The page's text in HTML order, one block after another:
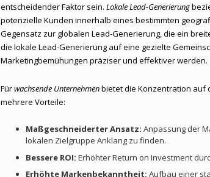
entscheidender Faktor sein.Lokale Lead-Generierung
potenzielle Kunden innerhalb eines bestimmten
Gegensatz zur globalen Lead-Generierung, die ein
die lokale Lead-Generierung auf eine gezielte
Marketingbemühungen präziser und effektiver werden.
Fürwachsende Unternehmenbietet die Konzentration auf
mehrere Vorteile:
Maßgeschneiderter Ansatz: Anpassung der
lokalen Zielgruppe Anklang zu finden.
Bessere ROI: Erhöhter Return on Investment
Erhöhte Markenbekanntheit: Aufbau einer